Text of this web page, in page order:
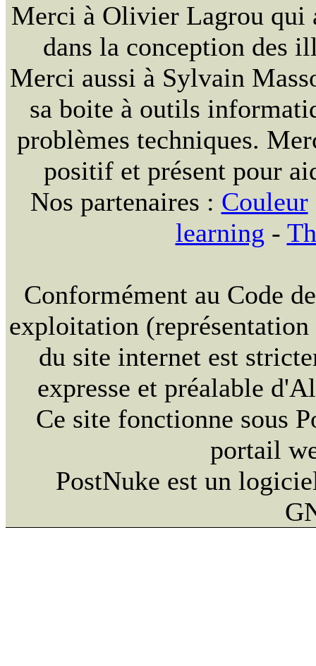
Merci à Olivier Lagrou qui
dans la conception des
Merci aussi à Sylvain
sa boite à outils
problèmes techniques.
positif et présent pour
Nos partenaires : Couleur
learning -
Conformément au Code
exploitation
du site internet est
expresse et préalable
Ce site fonctionne sous
portail
PostNuke est un